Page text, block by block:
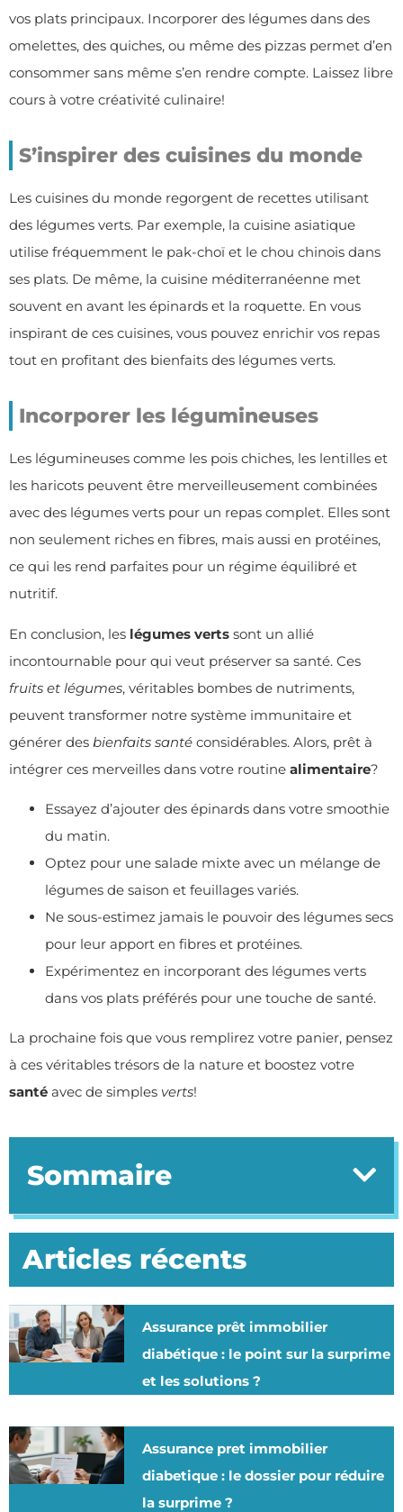
vos plats principaux. Incorporer des légumes dans des
omelettes, des quiches, ou même des pizzas permet d’en
consommer sans même s’en rendre compte. Laissez libre
cours à votre créativité culinaire!
S’inspirer des cuisines du monde
Les cuisines du monde regorgent de recettes utilisant
des légumes verts. Par exemple, la cuisine asiatique
utilise fréquemment le pak-choï et le chou chinois dans
ses plats. De même, la cuisine méditerranéenne met
souvent en avant les épinards et la roquette. En vous
inspirant de ces cuisines, vous pouvez enrichir vos repas
tout en profitant des bienfaits des légumes verts.
Incorporer les légumineuses
Les légumineuses comme les pois chiches, les lentilles et
les haricots peuvent être merveilleusement combinées
avec des légumes verts pour un repas complet. Elles sont
non seulement riches en fibres, mais aussi en protéines,
ce qui les rend parfaites pour un régime équilibré et
nutritif.
En conclusion, les légumes verts sont un allié
incontournable pour qui veut préserver sa santé. Ces
fruits et légumes, véritables bombes de nutriments,
peuvent transformer notre système immunitaire et
générer des bienfaits santé considérables. Alors, prêt à
intégrer ces merveilles dans votre routine alimentaire?
Essayez d’ajouter des épinards dans votre smoothie
du matin.
Optez pour une salade mixte avec un mélange de
légumes de saison et feuillages variés.
Ne sous-estimez jamais le pouvoir des légumes secs
pour leur apport en fibres et protéines.
Expérimentez en incorporant des légumes verts
dans vos plats préférés pour une touche de santé.
La prochaine fois que vous remplirez votre panier, pensez
à ces véritables trésors de la nature et boostez votre
santé avec de simples verts!
Sommaire
Articles récents
Assurance prêt immobilier
diabétique : le point sur la surprime
et les solutions ?
Assurance pret immobilier
diabetique : le dossier pour réduire
la surprime ?